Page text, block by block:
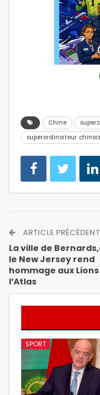
Chine
superordinateur
ARTICLE PRÉCÉDENT
La ville de
le New Jersey rend
hommage aux
l’Atlas
SPORT